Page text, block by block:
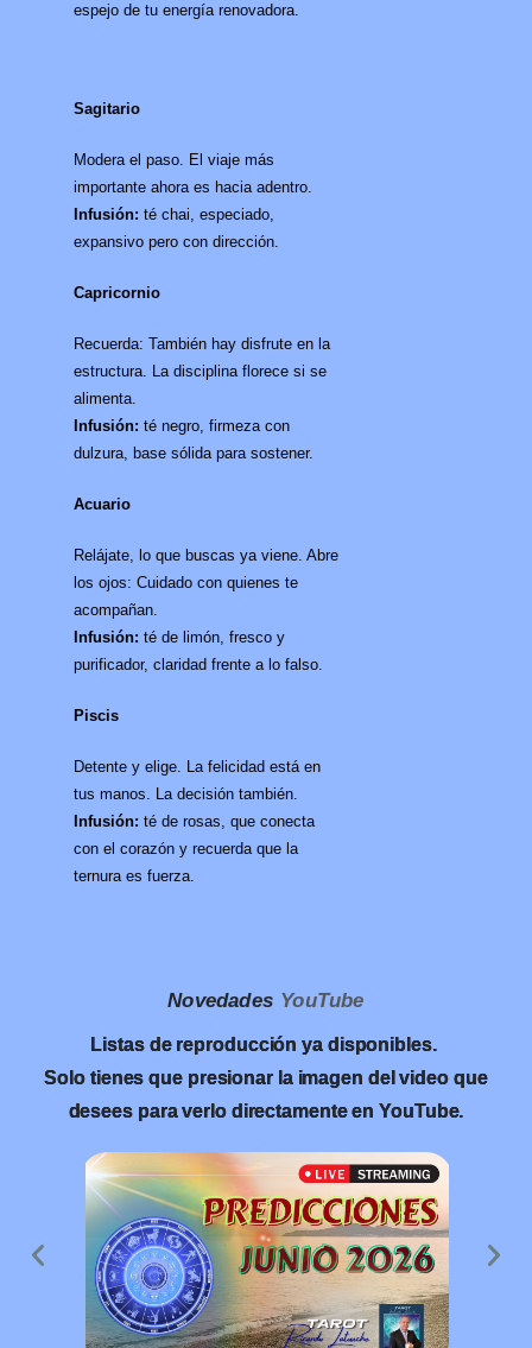
espejo de tu energía renovadora.
Sagitario
Modera el paso. El viaje más
importante ahora es hacia adentro.
Infusión: té chai, especiado,
expansivo pero con dirección.
Capricornio
Recuerda: También hay disfrute en la
estructura. La disciplina florece si se
alimenta.
Infusión: té negro, firmeza con
dulzura, base sólida para sostener.
Acuario
Relájate, lo que buscas ya viene. Abre
los ojos: Cuidado con quienes te
acompañan.
Infusión: té de limón, fresco y
purificador, claridad frente a lo falso.
Piscis
Detente y elige. La felicidad está en
tus manos. La decisión también.
Infusión: té de rosas, que conecta
con el corazón y recuerda que la
ternura es fuerza.
Novedades YouTube
Listas de reproducción ya disponibles.
Solo tienes que presionar la imagen del video que
desees para verlo directamente en YouTube.